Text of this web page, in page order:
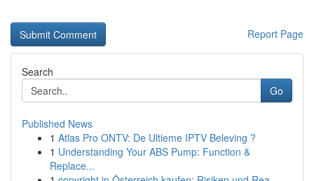
Report Page
Search
Go
Published News
1 Atlas Pro ONTV: De Ultieme IPTV Beleving ?
1 Understanding Your ABS Pump: Function &
Replace...